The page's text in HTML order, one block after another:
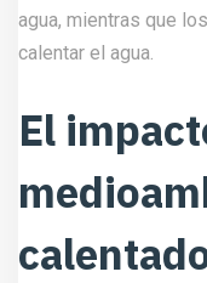
agua, mientras que
calentar el agua.
El